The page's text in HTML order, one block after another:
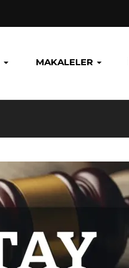
MAKALELER